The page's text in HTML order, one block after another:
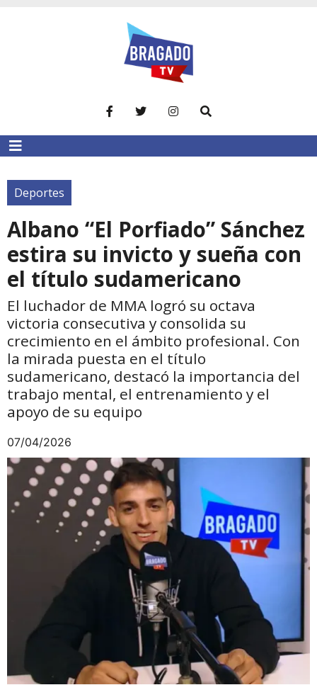
Deportes
Albano “El Porfiado” Sánchez
estira su invicto y sueña con
el título sudamericano
El luchador de MMA logró su octava
victoria consecutiva y consolida su
crecimiento en el ámbito profesional. Con
la mirada puesta en el título
sudamericano, destacó la importancia del
trabajo mental, el entrenamiento y el
apoyo de su equipo
07/04/2026